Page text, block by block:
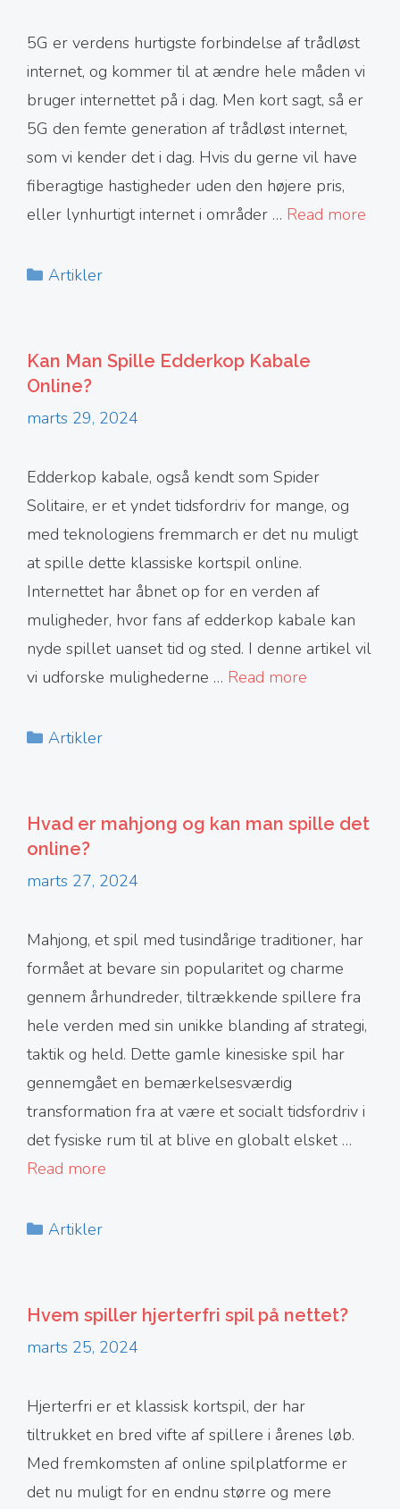
5G er verdens hurtigste forbindelse af trådløst
internet, og kommer til at ændre hele måden vi
bruger internettet på i dag. Men kort sagt, så er
5G den femte generation af trådløst internet,
som vi kender det i dag. Hvis du gerne vil have
fiberagtige hastigheder uden den højere pris,
eller lynhurtigt internet i områder … Read more
Kategorier
Artikler
Kan Man Spille Edderkop Kabale
Online?
marts 29, 2024
Edderkop kabale, også kendt som Spider
Solitaire, er et yndet tidsfordriv for mange, og
med teknologiens fremmarch er det nu muligt
at spille dette klassiske kortspil online.
Internettet har åbnet op for en verden af
muligheder, hvor fans af edderkop kabale kan
nyde spillet uanset tid og sted. I denne artikel vil
vi udforske mulighederne … Read more
Kategorier
Artikler
Hvad er mahjong og kan man spille det
online?
marts 27, 2024
Mahjong, et spil med tusindårige traditioner, har
formået at bevare sin popularitet og charme
gennem århundreder, tiltrækkende spillere fra
hele verden med sin unikke blanding af strategi,
taktik og held. Dette gamle kinesiske spil har
gennemgået en bemærkelsesværdig
transformation fra at være et socialt tidsfordriv i
det fysiske rum til at blive en globalt elsket …
Read more
Kategorier
Artikler
Hvem spiller hjerterfri spil på nettet?
marts 25, 2024
Hjerterfri er et klassisk kortspil, der har
tiltrukket en bred vifte af spillere i årenes løb.
Med fremkomsten af online spilplatforme er
det nu muligt for en endnu større og mere